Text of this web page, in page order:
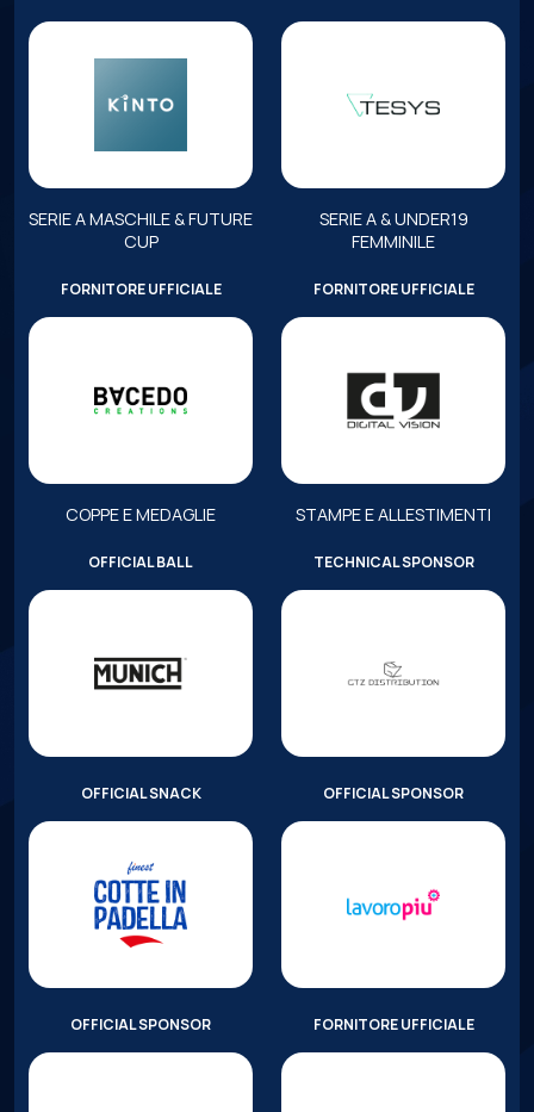
SERIE A MASCHILE & FUTURE
CUP
SERIE A & UNDER19
FEMMINILE
FORNITORE UFFICIALE
COPPE E MEDAGLIE
FORNITORE UFFICIALE
STAMPE E ALLESTIMENTI
OFFICIAL BALL TECHNICAL SPONSOR
OFFICIAL SNACK OFFICIAL SPONSOR
OFFICIAL SPONSOR FORNITORE UFFICIALE